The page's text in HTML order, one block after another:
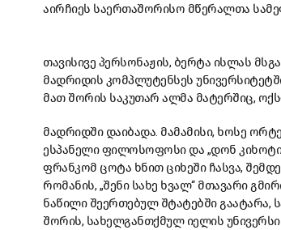
აირჩიეს საერთაშორისო მწერალთა
თავისივე პერსონაჟის, ბერტა ისლას
მადრიდის კომპლუტენსეს
მათ შორის საკუთარ ალმა მატერშიც,
მადრიდში დაიბადა. მამამისი, ხოსე
ესპანელი ფილოსოფოსი და „დონ
ფრანკომ ცოტა ხნით ციხეში ჩასვა,
რომანის, „შენი სახე ხვალ“ მთავარი
ნაწილი შეერთებულ შტატებში გაატარა,
შორის, სახელგანთქმულ იელის